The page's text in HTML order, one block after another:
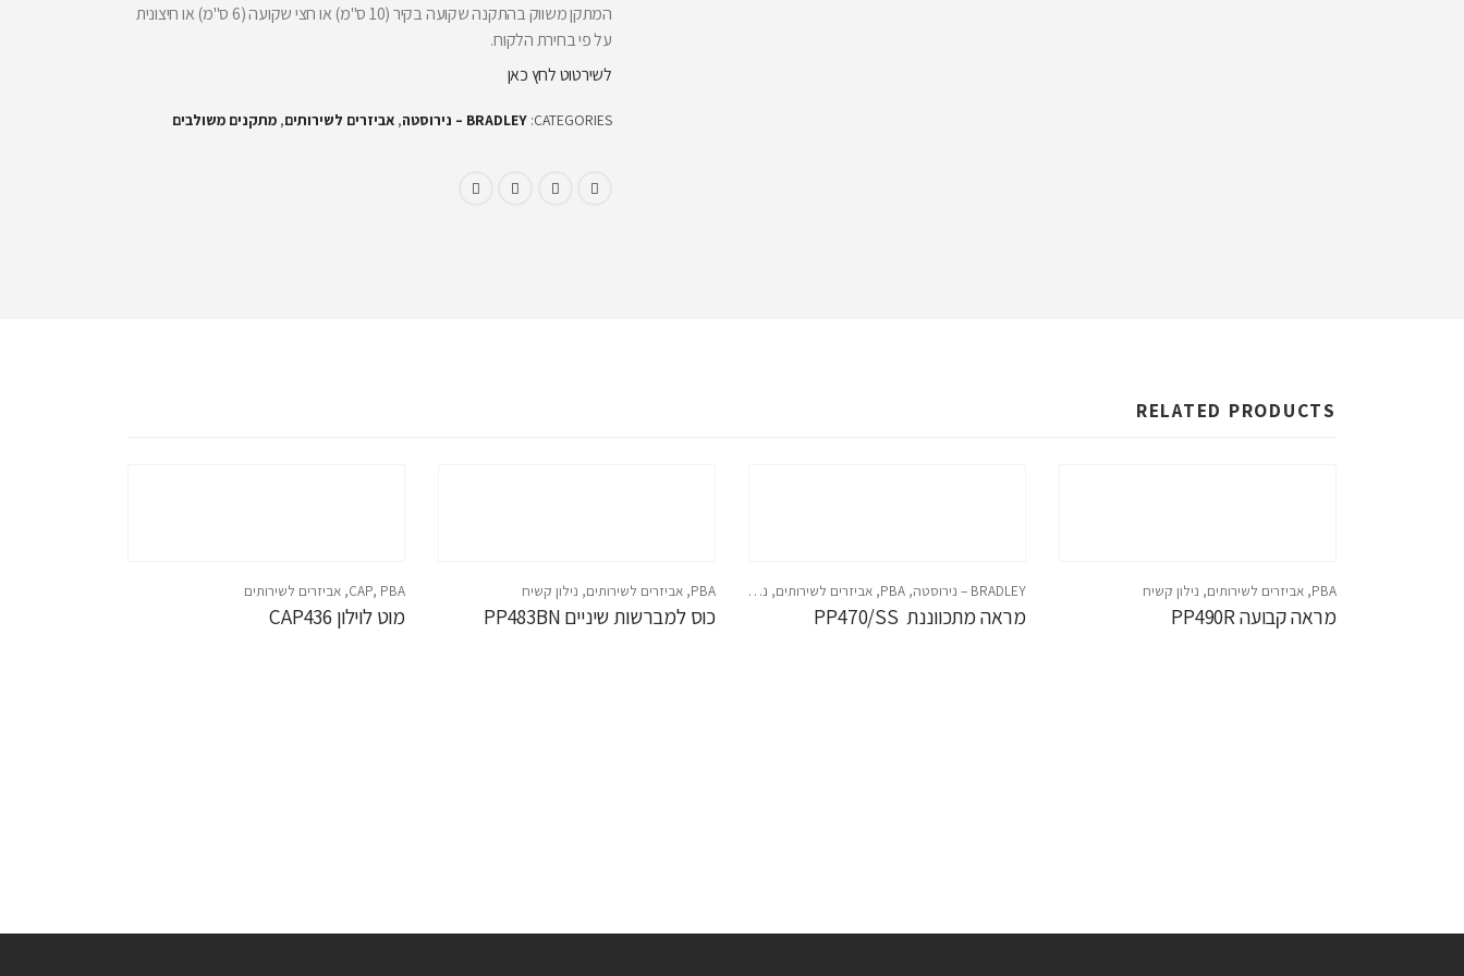
המתקן משווק בהתקנה שקועה בקיר (10 ס"מ) או חצי שקועה (6 ס"מ) או חיצונית
על פי בחירת הלקוח.
לשירטוט לחץ כאן
CATEGORIES: BRADLEY – נירוסטה , אביזרים לשירותים, מתקנים משולבים
RELATED PRODUCTS
PBA
, אביזרים לשירותים, נילון קשיח
מראה קבועה PP490R
BRADLEY – נירוסטה ,
PBA
, אביזרים לשירותים, נירוסטה
מראה מתכווננת  PP470/SS
PBA
, אביזרים לשירותים, נילון קשיח
כוס למברשות שיניים PP483BN
CAP, PBA
, אביזרים לשירותים
מוט לוילון CAP436